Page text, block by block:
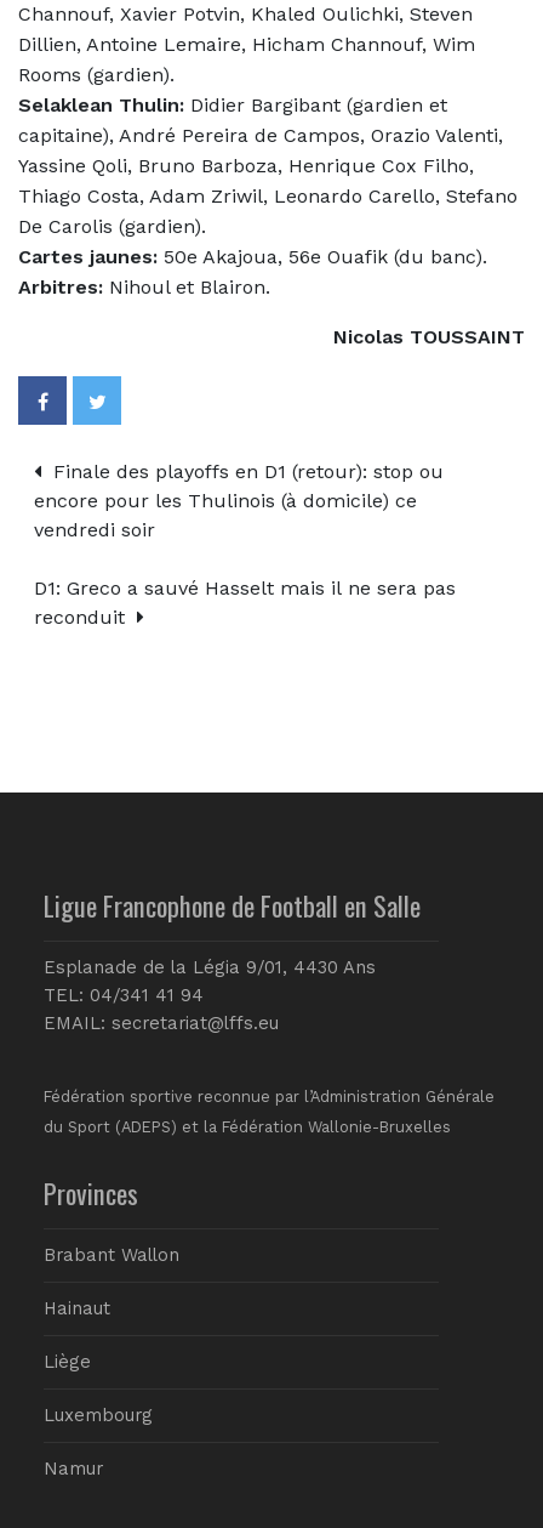
Channouf, Xavier Potvin, Khaled Oulichki, Steven
Dillien, Antoine Lemaire, Hicham Channouf, Wim
Rooms (gardien).
Selaklean Thulin: Didier Bargibant (gardien et
capitaine), André Pereira de Campos, Orazio Valenti,
Yassine Qoli, Bruno Barboza, Henrique Cox Filho,
Thiago Costa, Adam Zriwil, Leonardo Carello, Stefano
De Carolis (gardien).
Cartes jaunes: 50e Akajoua, 56e Ouafik (du banc).
Arbitres: Nihoul et Blairon.
Nicolas TOUSSAINT
Finale des playoffs en D1 (retour): stop ou
encore pour les Thulinois (à domicile) ce
vendredi soir
D1: Greco a sauvé Hasselt mais il ne sera pas
reconduit
Ligue Francophone de Football en Salle
Esplanade de la Légia 9/01, 4430 Ans
TEL: 04/341 41 94
EMAIL: secretariat@lffs.eu
Fédération sportive reconnue par l’Administration Générale
du Sport (ADEPS) et la Fédération Wallonie-Bruxelles
Provinces
Brabant Wallon
Hainaut
Liège
Luxembourg
Namur